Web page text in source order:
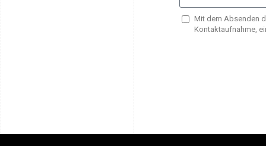
Mit dem Absenden
Kontaktaufnahme,